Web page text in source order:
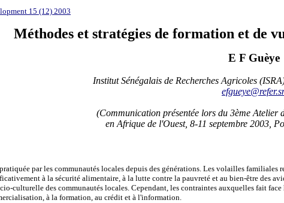
15 (12) 2003
Méthodes et stratégies de formation et de
E F Guèye
Institut Sénégalais de Recherches Agricoles
(Communication présentée lors du 3ème Atelier
en Afrique de l'Ouest, 8-11 septembre 2003,
par les communautés locales depuis des générations. Les volailles
à la sécurité alimentaire, à la lutte contre la pauvreté et au bien-être des
culturelle des communautés locales. Cependant, les contraintes auxquelles fait
à la formation, au crédit et à l'information.